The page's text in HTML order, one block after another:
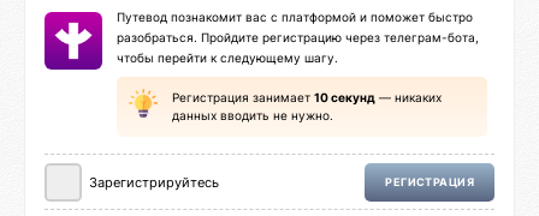
Путевод познакомит вас с платформой и поможет быстро
разобраться. Пройдите регистрацию через телеграм-бота,
чтобы перейти к следующему шагу.
Регистрация занимает 10 секунд — никаких
данных вводить не нужно.
Зарегистрируйтесь РЕГИСТРАЦИЯ